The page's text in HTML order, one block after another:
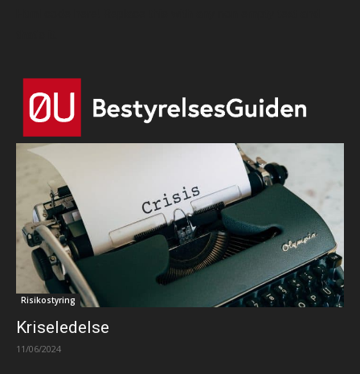
Risikostyring
Kriseledelse
11/06/2024